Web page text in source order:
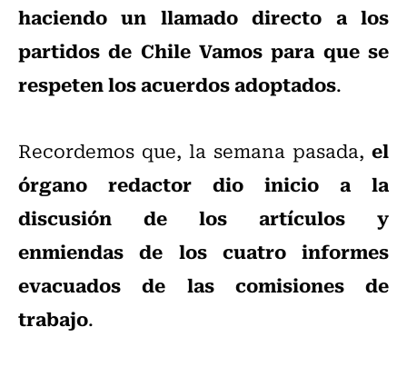
haciendo un llamado directo a los
partidos de Chile Vamos para que se
respeten los acuerdos adoptados.
Recordemos que, la semana pasada, el
órgano redactor dio inicio a la
discusión de los artículos y
enmiendas de los cuatro informes
evacuados de las comisiones de
trabajo.